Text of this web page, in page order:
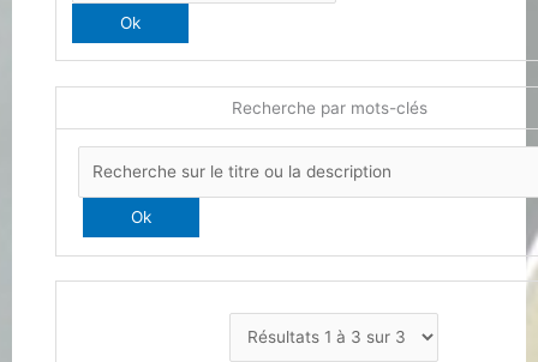
Recherche par mots-clés